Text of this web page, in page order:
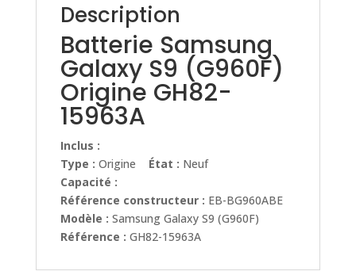
Description
Batterie Samsung
Galaxy S9 (G960F)
Origine GH82-
15963A
Inclus :
Type : Origine État : Neuf
Capacité :
Référence constructeur : EB-BG960ABE
Modèle : Samsung Galaxy S9 (G960F)
Référence : GH82-15963A